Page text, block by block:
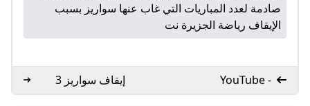
صادمة لعدد المباريات التي غاب عنها سواريز بسبب
الإيقاف رياضة الجزيرة نت
- YouTube
إيقاف سواريز 3
مباريات كووورة